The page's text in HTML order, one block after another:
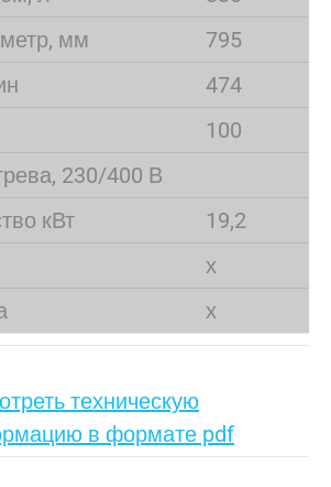
мм
795
474
100
230/400 В
кВт
19,2
х
х
техническую
в формате pdf